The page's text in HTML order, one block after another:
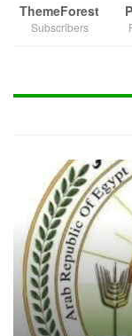
ThemeForest
Subscribers